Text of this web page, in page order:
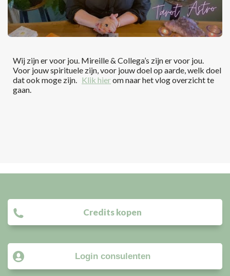
Wij zijn er voor jou. Mireille & Collega’s zijn er voor jou.
Voor jouw spirituele zijn, voor jouw doel op aarde, welk doel
dat ook moge zijn. Klik hierom naar het vlog overzicht te
gaan.
Credits kopen
Login consulenten